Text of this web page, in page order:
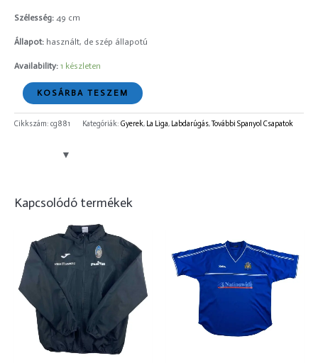
Szélesség: 49 cm
Állapot: használt, de szép állapotú
Availability: 1 készleten
KOSÁRBA TESZEM
Cikkszám: cg881 Kategóriák: Gyerek, La Liga, Labdarúgás,További Spanyol Csapatok
Kapcsolódó termékek